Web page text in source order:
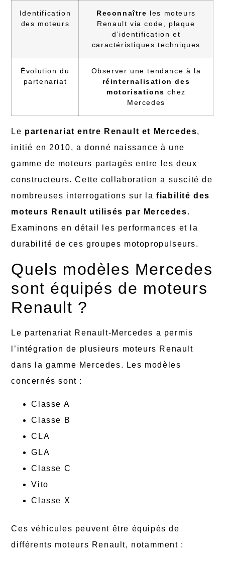
Identification
des moteurs
Reconnaître les moteurs
Renault via code, plaque
d’identification et
caractéristiques techniques
Évolution du
partenariat
Observer une tendance à la
réinternalisation des
motorisations chez
Mercedes
Le partenariat entre Renault et Mercedes,
initié en 2010, a donné naissance à une
gamme de moteurs partagés entre les deux
constructeurs. Cette collaboration a suscité de
nombreuses interrogations sur lafiabilité des
moteurs Renault utilisés par Mercedes.
Examinons en détail les performances et la
durabilité de ces groupes motopropulseurs.
Quels modèles Mercedes
sont équipés de moteurs
Renault ?
Le partenariat Renault-Mercedes a permis
l’intégration de plusieurs moteurs Renault
dans la gamme Mercedes. Les modèles
concernés sont :
Classe A
Classe B
CLA
GLA
Classe C
Vito
Classe X
Ces véhicules peuvent être équipés de
différents moteurs Renault, notamment :